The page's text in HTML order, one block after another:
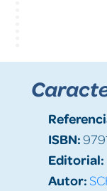
ISBN:
Editorial:
Autor: